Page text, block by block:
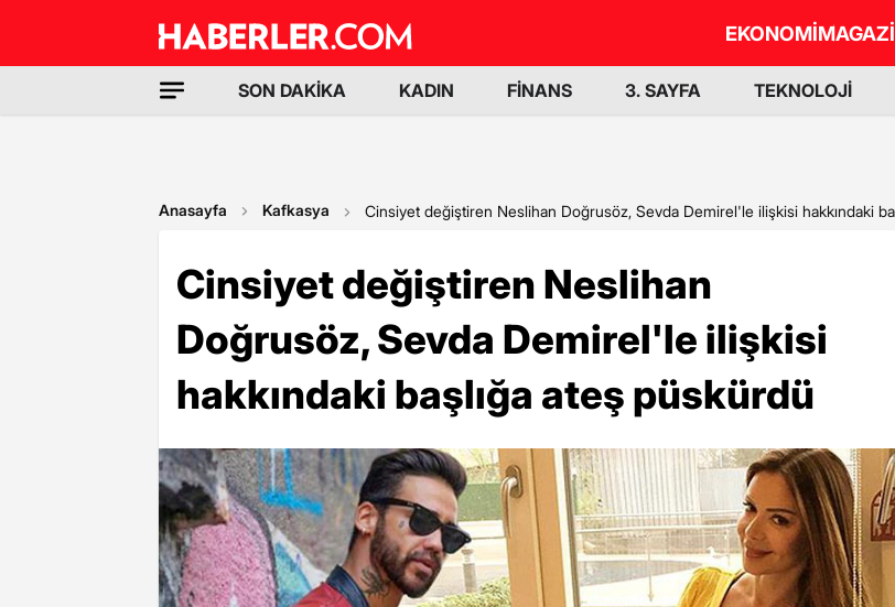
EKONOMİ
SON DAKİKA KADIN FİNANS 3. SAYFA TEKNOLOJİ
Anasayfa Kafkasya Cinsiyet değiştiren Neslihan Doğrusöz, Sevda Demirel'le ilişkisi hakkındaki
Cinsiyet değiştiren Neslihan
Doğrusöz, Sevda Demirel'le ilişkisi
hakkındaki başlığa ateş püskürdü